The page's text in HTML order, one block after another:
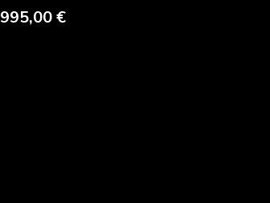
995,00 €Precio